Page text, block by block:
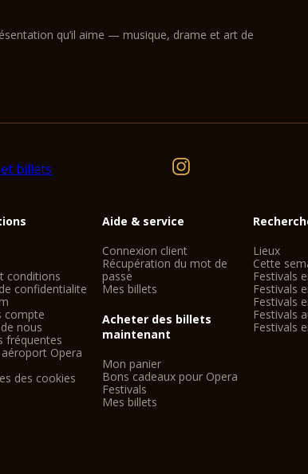
qu’il aime — musique, drame et art de
conditions
confidentialite
compte
nous
fréquentes
Opera
des cookies
Aide & service
Connexion client
Récupération du mot de
passe
Mes billets
Acheter des billets
maintenant
Mon panier
Bons cadeaux pour Opera
Festivals
Mes billets
Lieux
Cette
Festivals
Festivals
Festivals
Festivals
Festivals